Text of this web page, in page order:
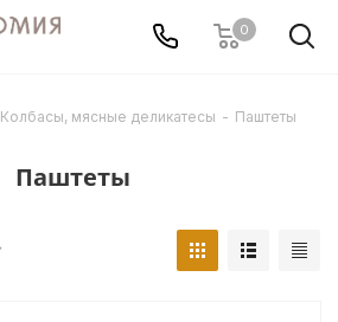
0
Колбасы, мясные деликатесы - Паштеты
Паштеты